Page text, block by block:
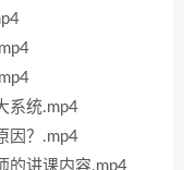
系统.mp4
因？.mp4
的讲课内容.mp4